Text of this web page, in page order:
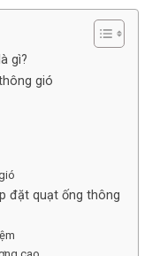
gì?
gió
đặt quạt ống thông